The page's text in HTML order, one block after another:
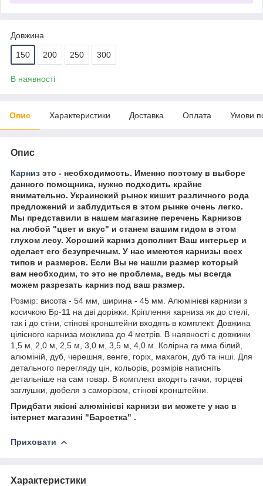
Довжина
150 200 250 300
В наявності
Опис Характеристики Доставка Оплата Умови
Опис
Карниз это - необходимость. Именно поэтому в выборе
данного помощника, нужно подходить крайне
внимательно. Украинский рынок кишит различного рода
предложений и заблудиться в этом рынке очень легко.
Мы представили в нашем магазине перечень Карнизов
на любой "цвет и вкус" и станем вашим гидом в этом
глухом лесу. Хороший карниз дополнит Ваш интерьер и
сделает его безупречным. У нас имеются карнизы всех
типов и размеров. Если Вы не нашли размер который
вам необходим, то это не проблема, ведь мы всегда
можем разрезать карниз под ваш размер.
Розмір: висота - 54 мм, ширина - 45 мм. Алюмінієві карнизи з
косичкою Бр-11 на дві доріжки. Кріплення карниза як до стелі,
так і до стіни, стінові кронштейни входять в комплект. Довжина
цілісного карниза можлива до 4 метрів. В наявності є довжини
1,5 м, 2,0 м, 2,5 м, 3,0 м, 3,5 м, 4,0 м. Колірна га мма білий,
алюміній, дуб, черешня, венге, горіх, махагон, дуб та інші. Для
детального перегляду цін, кольорів, розмірів натисніть
детальніше на сам товар. В комплект входять гачки, торцеві
заглушки, дюбеля з саморізом, стінові кронштейни.
Придбати якісні алюмінієві карнизи ви можете у нас в
інтернет магазині "Барсетка" .
Приховати
Характеристики